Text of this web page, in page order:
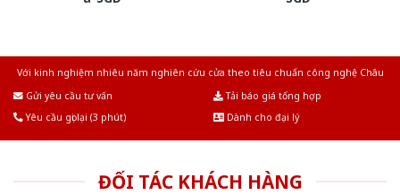
Với kinh nghiệm nhiêu năm nghiên cứu cửa theo tiêu chuẩn công nghệ Châu
Gửi yêu cầu tư vấn
Tải báo giá tổng hợp
Yêu cầu gọi lại (3 phút)
Dành cho đại lý
ĐỐI TÁC KHÁCH HÀNG